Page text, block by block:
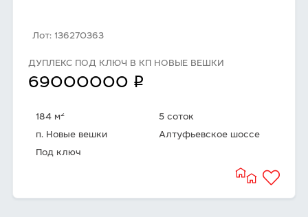
Лот: 136270363
ДУПЛЕКС ПОД КЛЮЧ В КП НОВЫЕ ВЕШКИ
69000000 q
184 м2
5 соток
п. Новые вешки
Алтуфьевское шоссе
Под ключ